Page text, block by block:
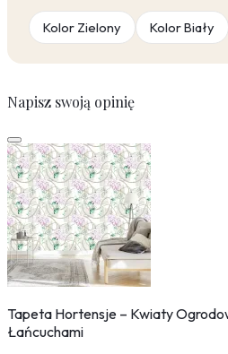
Kolor Zielony Kolor Biały
Napisz swoją opinię
Tapeta Hortensje – Kwiaty
Łańcuchami